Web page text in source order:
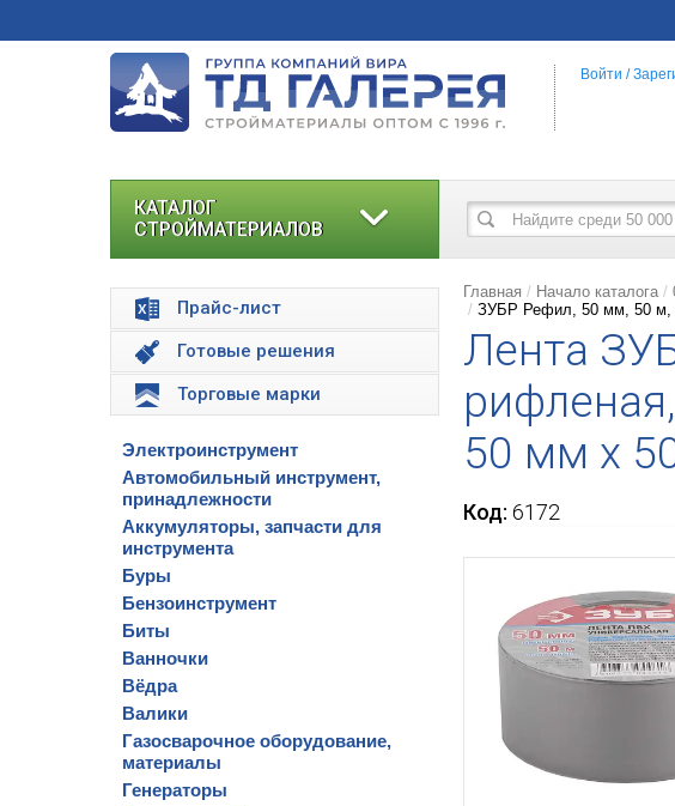
Войти /
КАТАЛОГ
СТРОЙМАТЕРИАЛОВ
Прайс-лист
Готовые решения
Торговые марки
Электроинструмент
Автомобильный инструмент,
принадлежности
Аккумуляторы, запчасти для
инструмента
Буры
Бензоинструмент
Биты
Ванночки
Вёдра
Валики
Газосварочное оборудование,
материалы
Генераторы
Главная Начало каталога
ЗУБР Рефил, 50 мм, 50 м,
Лента
50 мм х
Код: 6172